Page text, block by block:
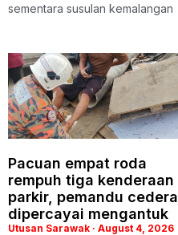
sementara susulan kemalangan
Pacuan empat roda
rempuh tiga kenderaan
parkir, pemandu cedera
dipercayai mengantuk
Utusan Sarawak August 4, 2026